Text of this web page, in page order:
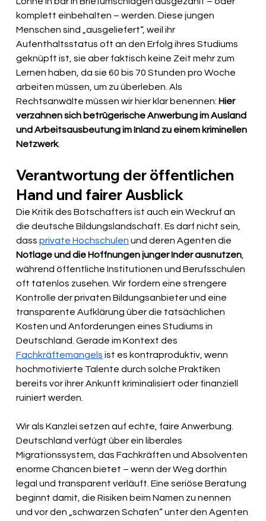
komplett einbehalten – werden. Diese jungen
Menschen sind „ausgeliefert“, weil ihr
Aufenthaltsstatus oft an den Erfolg ihres Studiums
geknüpft ist, sie aber faktisch keine Zeit mehr zum
Lernen haben, da sie 60 bis 70 Stunden pro Woche
arbeiten müssen, um zu überleben. Als
Rechtsanwälte müssen wir hier klar benennen: Hier
verzahnen sich betrügerische Anwerbung im Ausland
und Arbeitsausbeutung im Inland zu einem kriminellen
Netzwerk.
Verantwortung der öffentlichen
Hand und fairer Ausblick
Die Kritik des Botschafters ist auch ein Weckruf an
die deutsche Bildungslandschaft. Es darf nicht sein,
dass private Hochschulen und deren Agenten die
Notlage und die Hoffnungen junger Inder ausnutzen
während öffentliche Institutionen und Berufsschulen
oft tatenlos zusehen. Wir fordern eine strengere
Kontrolle der privaten Bildungsanbieter und eine
transparente Aufklärung über die tatsächlichen
Kosten und Anforderungen eines Studiums in
Deutschland. Gerade im Kontext des
Fachkräftemangels ist es kontraproduktiv, wenn
hochmotivierte Talente durch solche Praktiken
bereits vor ihrer Ankunft kriminalisiert oder finanziell
ruiniert werden.
Wir als Kanzlei setzen auf echte, faire Anwerbung.
Deutschland verfügt über ein liberales
Migrationssystem, das Fachkräften und Absolventen
enorme Chancen bietet – wenn der Weg dorthin
legal und transparent verläuft. Eine seriöse Beratung
beginnt damit, die Risiken beim Namen zu nennen
und vor den „schwarzen Schafen“ unter den Agenten